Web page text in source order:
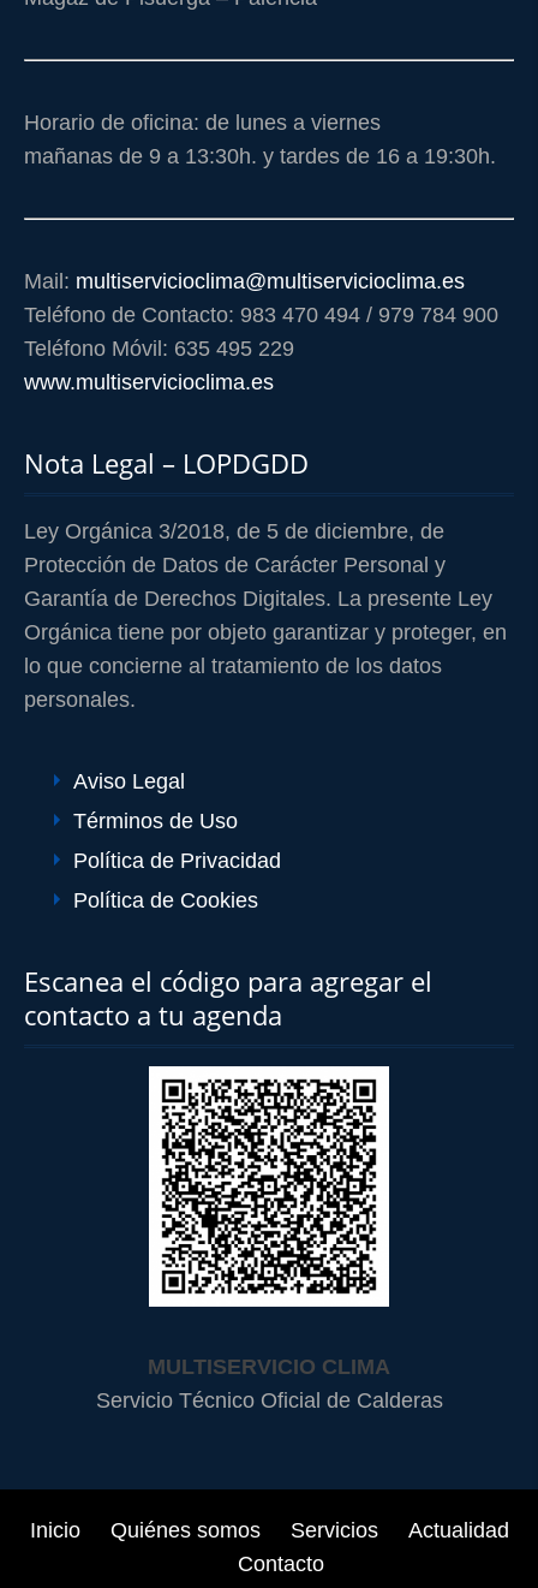
Horario de oficina: de lunes a viernes
mañanas de 9 a 13:30h. y tardes de 16 a 19:30h.
Mail: multiservicioclima@multiservicioclima.es
Teléfono de Contacto: 983 470 494 / 979 784 900
Teléfono Móvil: 635 495 229
www.multiservicioclima.es
Nota Legal – LOPDGDD
Ley Orgánica 3/2018, de 5 de diciembre, de
Protección de Datos de Carácter Personal y
Garantía de Derechos Digitales. La presente Ley
Orgánica tiene por objeto garantizar y proteger, en
lo que concierne al tratamiento de los datos
personales.
Aviso Legal
Términos de Uso
Política de Privacidad
Política de Cookies
Escanea el código para agregar el
contacto a tu agenda
MULTISERVICIO CLIMA
Servicio Técnico Oficial de Calderas
Inicio Quiénes somos Servicios
Actualidad
Contacto